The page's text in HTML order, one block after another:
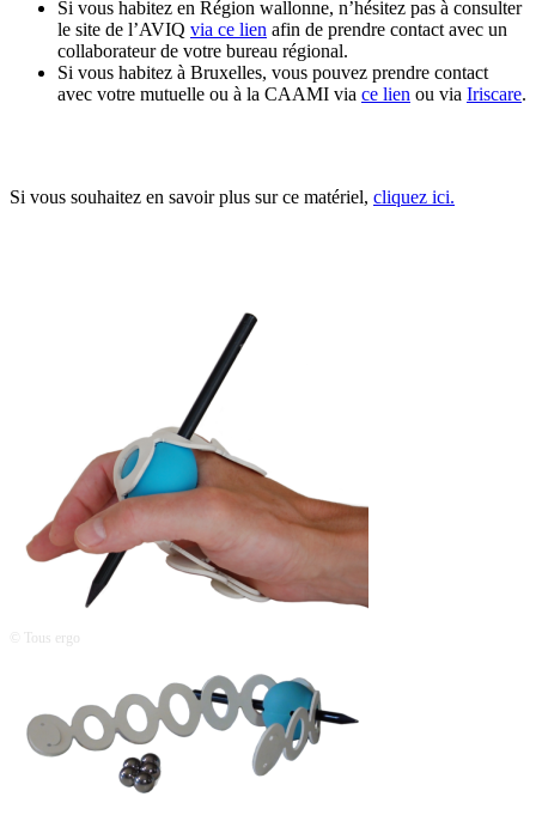
Si vous habitez en Région wallonne, n’hésitez pas à consulter
le site de l’AVIQ via ce lien afin de prendre contact avec un
collaborateur de votre bureau régional.
Si vous habitez à Bruxelles, vous pouvez prendre contact
avec votre mutuelle ou à la CAAMI via ce lien ou via Iriscare.
Si vous souhaitez en savoir plus sur ce matériel, cliquez ici.
© Tous ergo